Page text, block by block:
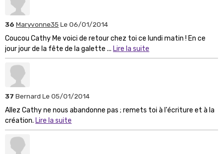
36 Maryvonne35 Le 06/01/2014
Coucou Cathy Me voici de retour chez toi ce lundi matin ! En ce
jour jour de la fête de la galette ... Lire la suite
37 Bernard Le 05/01/2014
Allez Cathy ne nous abandonne pas ; remets toi à l'écriture et à la
création. Lire la suite